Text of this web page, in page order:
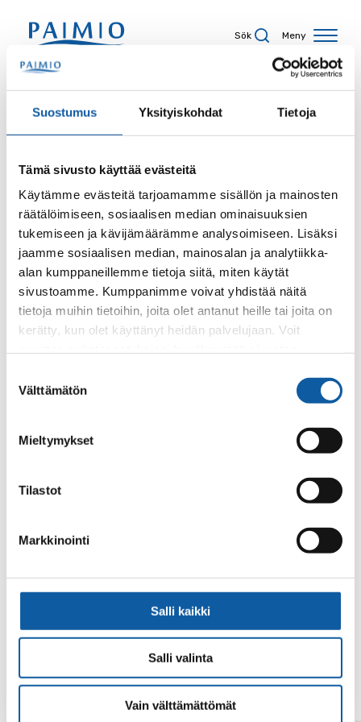
Suostumus Yksityiskohdat Tietoja
Tämä sivusto käyttää evästeitä
Käytämme evästeitä tarjoamamme sisällön ja mainosten
räätälöimiseen, sosiaalisen median ominaisuuksien
tukemiseen ja kävijämäärämme analysoimiseen. Lisäksi
jaamme sosiaalisen median, mainosalan ja analytiikka-
alan kumppaneillemme tietoja siitä, miten käytät
sivustoamme. Kumppanimme voivat yhdistää näitä
tietoja muihin tietoihin, joita olet antanut heille tai joita on
kerätty, kun olet käyttänyt heidän palvelujaan. Voit
valinta
Välttämätön
Mieltymykset
Tilastot
Markkinointi
Salli kaikki
Salli valinta
Vain välttämättömät
Sök Meny
Sökresultat
Sökord
Sida
Innehållstyp